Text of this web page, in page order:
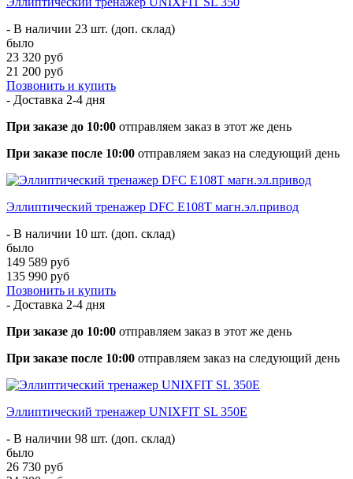
- В наличии 23 шт. (доп. склад)
было
23 320 руб
21 200 руб
Позвонить и купить
- Доставка 2-4 дня
При заказе до 10:00 отправляем заказ в этот же день
При заказе после 10:00 отправляем заказ на следующий день
Эллиптический тренажер DFC E108T магн.эл.привод
- В наличии 10 шт. (доп. склад)
было
149 589 руб
135 990 руб
Позвонить и купить
- Доставка 2-4 дня
При заказе до 10:00 отправляем заказ в этот же день
При заказе после 10:00 отправляем заказ на следующий день
Эллиптический тренажер UNIXFIT SL 350Е
- В наличии 98 шт. (доп. склад)
было
26 730 руб